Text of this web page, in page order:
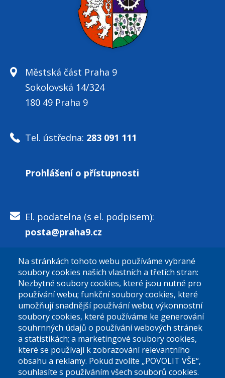
Městská část Praha 9
Sokolovská 14/324
180 49 Praha 9
Tel. ústředna: 283 091 111
Prohlášení o přístupnosti
El. podatelna (s el. podpisem):
posta@praha9.cz
El. podatelna (bez el. podpisu):
podatelna@praha9.cz
Úřední dny:
Na stránkách tohoto webu používáme vybrané
soubory cookies našich vlastních a třetích stran:
Nezbytné soubory cookies, které jsou nutné pro
používání webu; funkční soubory cookies, které
umožňují snadnější používání webu; výkonnostní
soubory cookies, které používáme ke generování
souhrnných údajů o používání webových stránek
a statistikách; a marketingové soubory cookies,
které se používají k zobrazování relevantního
obsahu a reklamy. Pokud zvolíte „POVOLIT VŠE“,
souhlasíte s používáním všech souborů cookies.